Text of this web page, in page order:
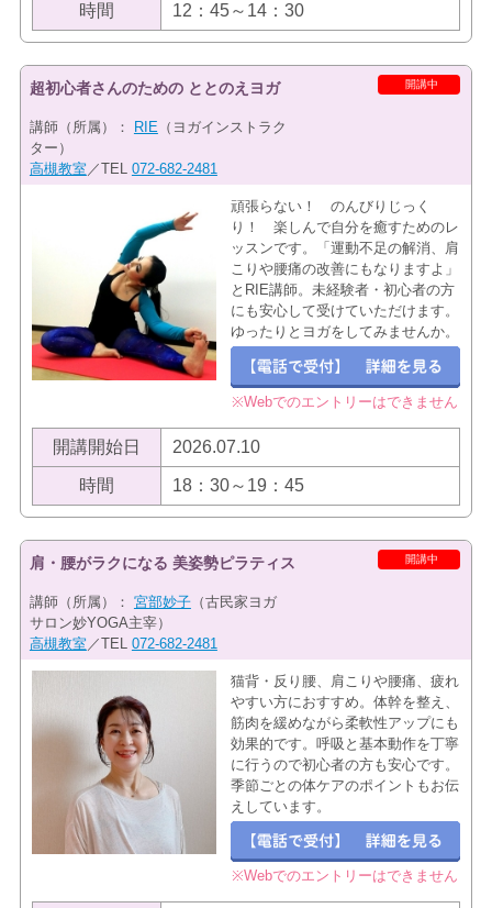
時間 12：45～14：30
開講中
超初心者さんのための ととのえヨガ
講師（所属）： RIE（ヨガインストラク
ター）
高槻教室 ／TEL 072-682-2481
頑張らない！ のんびりじっく
り！ 楽しんで自分を癒すためのレ
ッスンです。「運動不足の解消、肩
こりや腰痛の改善にもなりますよ」
とRIE講師。未経験者・初心者の方
にも安心して受けていただけます。
ゆったりとヨガをしてみませんか。
※Webでのエントリーはできません
開講開始日 2026.07.10
時間 18：30～19：45
開講中
肩・腰がラクになる 美姿勢ピラティス
講師（所属）： 宮部妙子（古民家ヨガ
サロン妙YOGA主宰）
高槻教室 ／TEL 072-682-2481
猫背・反り腰、肩こりや腰痛、疲れ
やすい方におすすめ。体幹を整え、
筋肉を緩めながら柔軟性アップにも
効果的です。呼吸と基本動作を丁寧
に行うので初心者の方も安心です。
季節ごとの体ケアのポイントもお伝
えしています。
※Webでのエントリーはできません